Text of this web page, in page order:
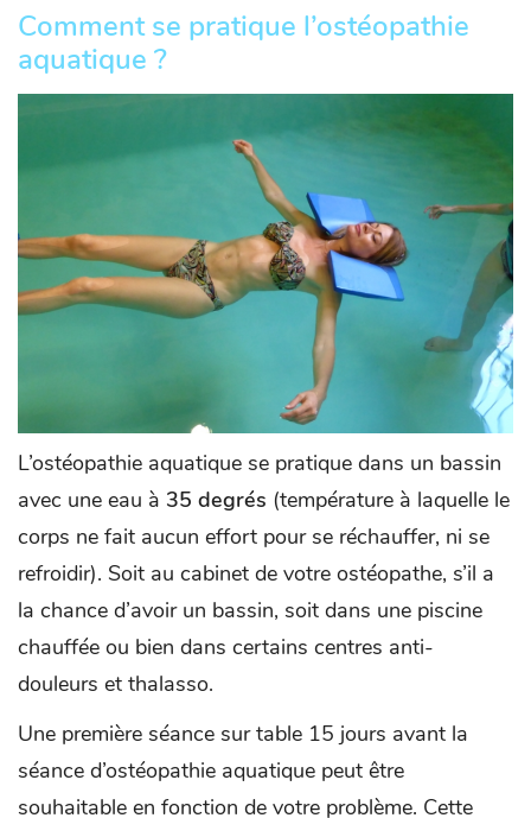
Comment se pratique l’ostéopathie
aquatique ?
L’ostéopathie aquatique se pratique dans un bassin
avec une eau à 35 degrés (température à laquelle le
corps ne fait aucun effort pour se réchauffer, ni se
refroidir). Soit au cabinet de votre ostéopathe, s’il a
la chance d’avoir un bassin, soit dans une piscine
chauffée ou bien dans certains centres anti-
douleurs et thalasso.
Une première séance sur table 15 jours avant la
séance d’ostéopathie aquatique peut être
souhaitable en fonction de votre problème. Cette